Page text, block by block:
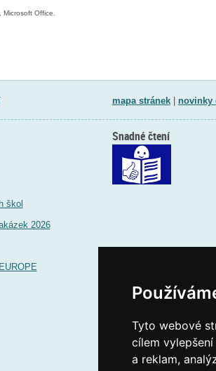
Tyto webové
cílem
a reklam,
Microsoft Office.
mapa stránek| novinky
škol
2026
Snadné čtení